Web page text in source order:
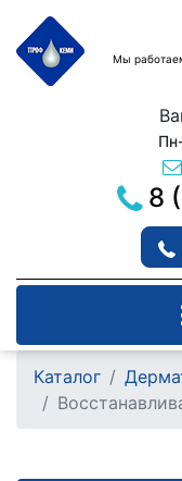
Мы
8
Каталог